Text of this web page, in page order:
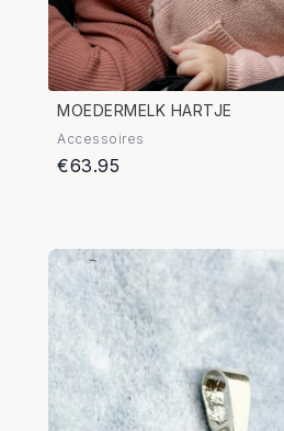
MOEDERMELK HARTJE
Accessoires
€63.95